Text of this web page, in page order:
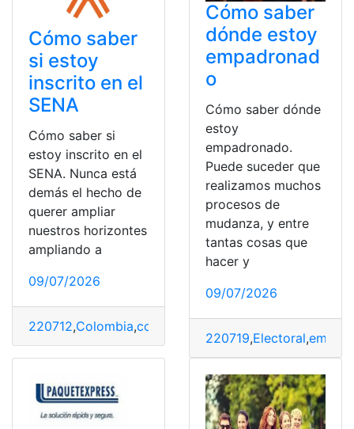
Cómo saber
si estoy
inscrito en el
SENA
Cómo saber si
estoy inscrito en el
SENA. Nunca está
demás el hecho de
querer ampliar
nuestros horizontes
ampliando a
09/07/2026
220712,Colombia,conocimiento
Cómo saber
dónde estoy
empadronad
o
Cómo saber dónde
estoy
empadronado.
Puede suceder que
realizamos muchos
procesos de
mudanza, y entre
tantas cosas que
hacer y
09/07/2026
220719,Electoral,